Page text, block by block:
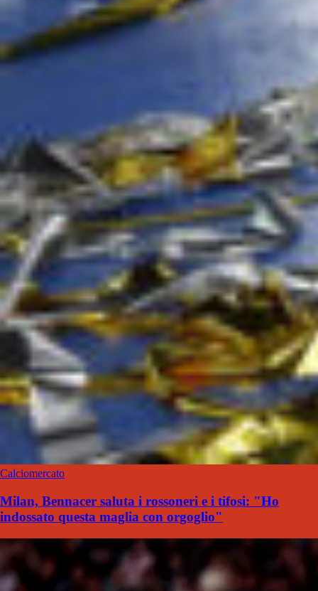
Calciomercato
Milan, Bennacer saluta i rossoneri e i tifosi: "Ho
indossato questa maglia con orgoglio"